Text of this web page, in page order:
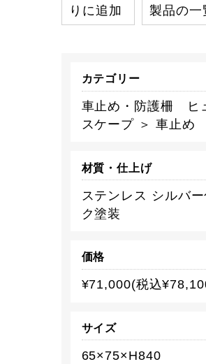
りに追加
製品の一
カテゴリー
車止め・防護柵 ヒ
スケープ ＞ 車止め
材質・仕上げ
ステンレス シルバ
ク塗装
価格
¥71,000(税込
サイズ
65×75×H840